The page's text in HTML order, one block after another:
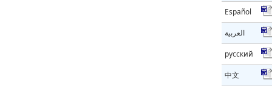
Español
العربية
русский
中文